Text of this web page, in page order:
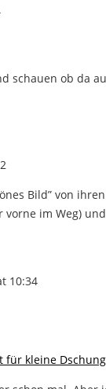
schauen ob da
Bild” von
im Weg)
10:34
für kleine